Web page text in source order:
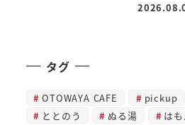
投稿日
タグ
OTOWAYA CAFE pickup
ととのう
ぬる湯
は